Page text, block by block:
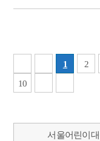
1 2
10
서울어린이대